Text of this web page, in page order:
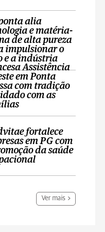
alia
e matéria-
de alta pureza
impulsionar o
e a indústria
Assistência
em Ponta
com tradição
com as
fortalece
em PG com
da saúde
Ver mais